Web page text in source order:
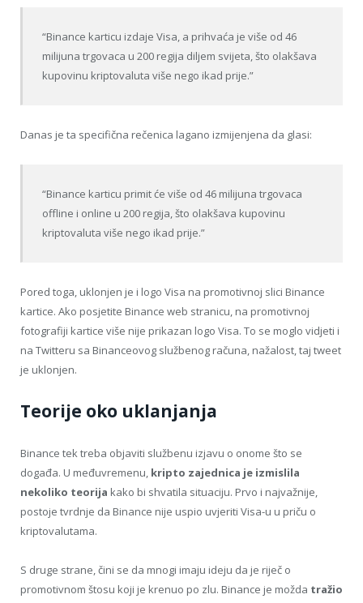
“Binance karticu izdaje Visa, a prihvaća je više od 46
milijuna trgovaca u 200 regija diljem svijeta, što olakšava
kupovinu kriptovaluta više nego ikad prije.”
Danas je ta specifična rečenica lagano izmijenjena da glasi:
“Binance karticu primit će više od 46 milijuna trgovaca
offline i online u 200 regija, što olakšava kupovinu
kriptovaluta više nego ikad prije.”
Pored toga, uklonjen je i logo Visa na promotivnoj slici Binance
kartice. Ako posjetite Binance web stranicu, na promotivnoj
fotografiji kartice više nije prikazan logo Visa. To se moglo vidjeti i
na Twitteru sa Binanceovog službenog računa, nažalost, taj tweet
je uklonjen.
Teorije oko uklanjanja
Binance tek treba objaviti službenu izjavu o onome što se
događa. U međuvremenu, kripto zajednica je izmislila
nekoliko teorija kako bi shvatila situaciju. Prvo i najvažnije,
postoje tvrdnje da Binance nije uspio uvjeriti Visa-u u priču o
kriptovalutama.
S druge strane, čini se da mnogi imaju ideju da je riječ o
promotivnom štosu koji je krenuo po zlu. Binance je možda tražio